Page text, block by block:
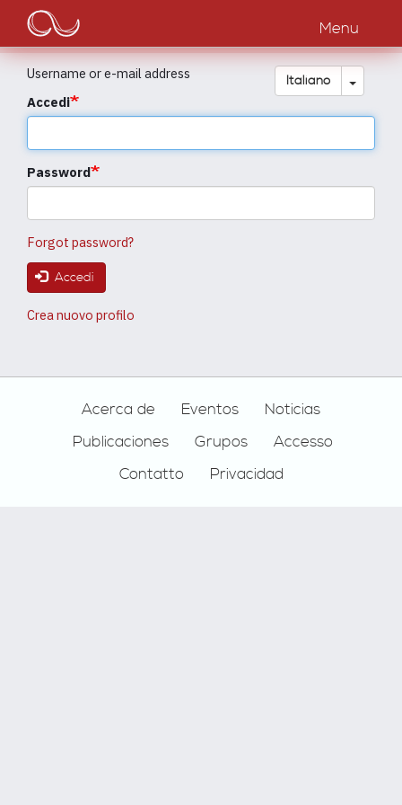
contenuto
principale
Main
navigation
Menu
Italiano Toggle
Username or e-mail address
Accedi
Password
Forgot password?
Accedi
Crea nuovo profilo
Acerca de Eventos
Noticias
Publicaciones
Grupos
Accesso
Contatto
Privacidad